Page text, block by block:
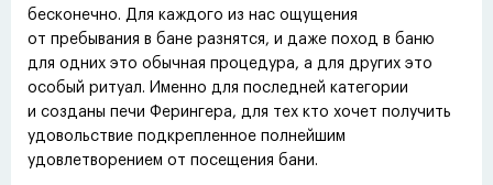
бесконечно. Для каждого из нас ощущения
от пребывания в бане разнятся, и даже поход в баню
для одних это обычная процедура, а для других это
особый ритуал. Именно для последней категории
и созданы печи Ферингера, для тех кто хочет получить
удовольствие подкрепленное полнейшим
удовлетворением от посещения бани.